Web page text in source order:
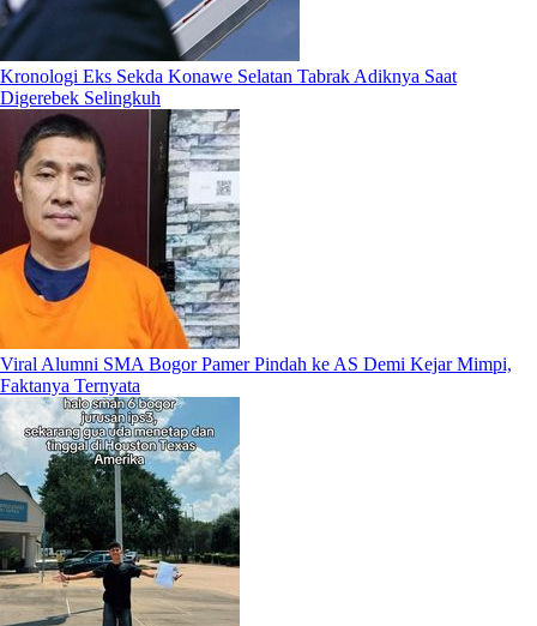
Kronologi Eks Sekda Konawe Selatan Tabrak Adiknya Saat
Digerebek Selingkuh
Viral Alumni SMA Bogor Pamer Pindah ke AS Demi Kejar Mimpi,
Faktanya Ternyata